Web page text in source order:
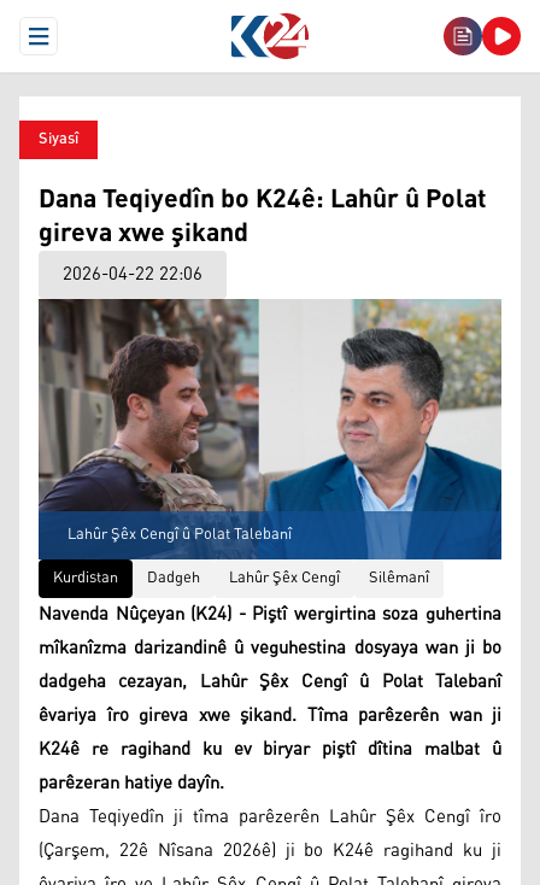
Open Menu
Siyasî
Dana Teqiyedîn bo K24ê: Lahûr û Polat
gireva xwe şikand
2026-04-22 22:06
Lahûr Şêx Cengî û Polat Talebanî
Kurdistan
Dadgeh Lahûr Şêx Cengî Silêmanî
Navenda Nûçeyan (K24) - Piştî wergirtina soza guhertina
mîkanîzma darizandinê û veguhestina dosyaya wan ji bo
dadgeha cezayan, Lahûr Şêx Cengî û Polat Talebanî
êvariya îro gireva xwe şikand. Tîma parêzerên wan ji
K24ê re ragihand ku ev biryar piştî dîtina malbat û
parêzeran hatiye dayîn.
Dana Teqiyedîn ji tîma parêzerên Lahûr Şêx Cengî îro
(Çarşem, 22ê Nîsana 2026ê) ji bo K24ê ragihand ku ji